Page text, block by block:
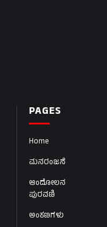
PAGES
Home
ಮನರಂಜನೆ
ಆಂದೋಲನ
ಪುರವಣಿ
ಅಂಕಣಗಳು